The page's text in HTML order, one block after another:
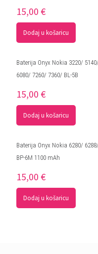
15,00 €
Dodaj u košaricu
Baterija Onyx Nokia 3220/
6080/ 7260/ 7360/ BL-5B
15,00 €
Dodaj u košaricu
Baterija Onyx Nokia 6280/
BP-6M 1100 mAh
15,00 €
Dodaj u košaricu